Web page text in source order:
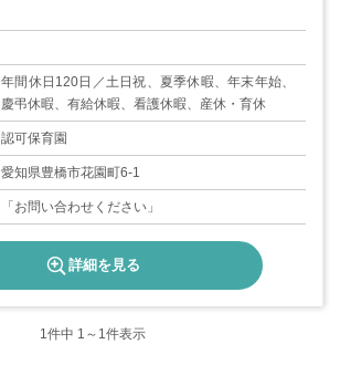
年間休日120日／土日祝、夏季休暇、年末年始、
慶弔休暇、有給休暇、看護休暇、産休・育休
認可保育園
愛知県豊橋市花園町6-1
「お問い合わせください」
詳細を見る
1件中 1～1件表示